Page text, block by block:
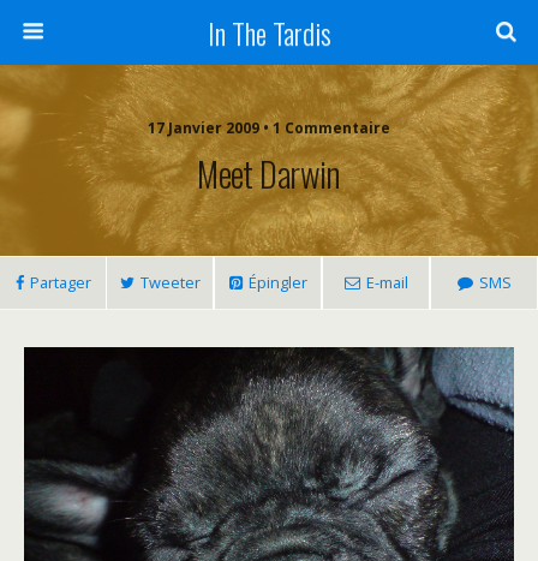
In The Tardis
17 Janvier 2009 • 1 Commentaire
Meet Darwin
Partager Tweeter Épingler E-mail SMS